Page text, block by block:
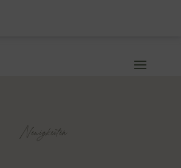
Neuigkeiten